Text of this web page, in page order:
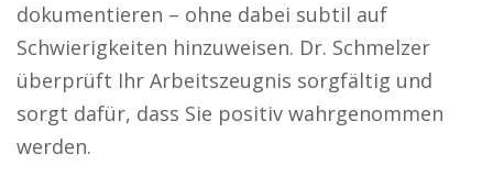
dokumentieren – ohne dabei subtil auf
Schwierigkeiten hinzuweisen. Dr. Schmelzer
überprüft Ihr Arbeitszeugnis sorgfältig und
sorgt dafür, dass Sie positiv wahrgenommen
werden.